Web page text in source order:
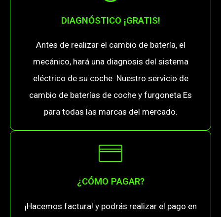
DIAGNÓSTICO ¡GRATIS!
Antes de realizar el cambio de batería, el
mecánico, hará una diagnosis del sistema
eléctrico de su coche. Nuestro servicio de
cambio de baterías de coche y furgoneta Es
para todas las marcas del mercado.
¿CÓMO PAGAR?
¡Hacemos factura! y podrás realizar el pago en